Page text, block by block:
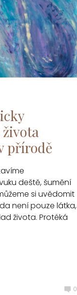
přírodě
deště, šumění
si uvědomit
není pouze látka,
života. Protéká
0